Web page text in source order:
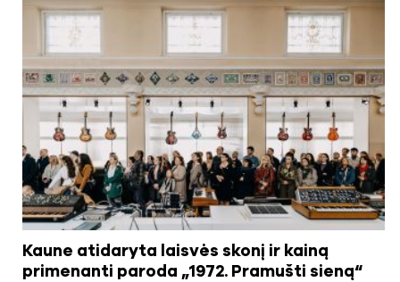
Kaune atidaryta laisvės skonį ir kainą
primenanti paroda „1972. Pramušti sieną“